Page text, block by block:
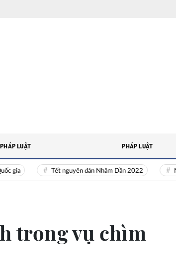
Tết nguyên đán Nhâm Dần 2022 Nguồn
LUẬT PHÁP LUẬT
trong vụ chìm